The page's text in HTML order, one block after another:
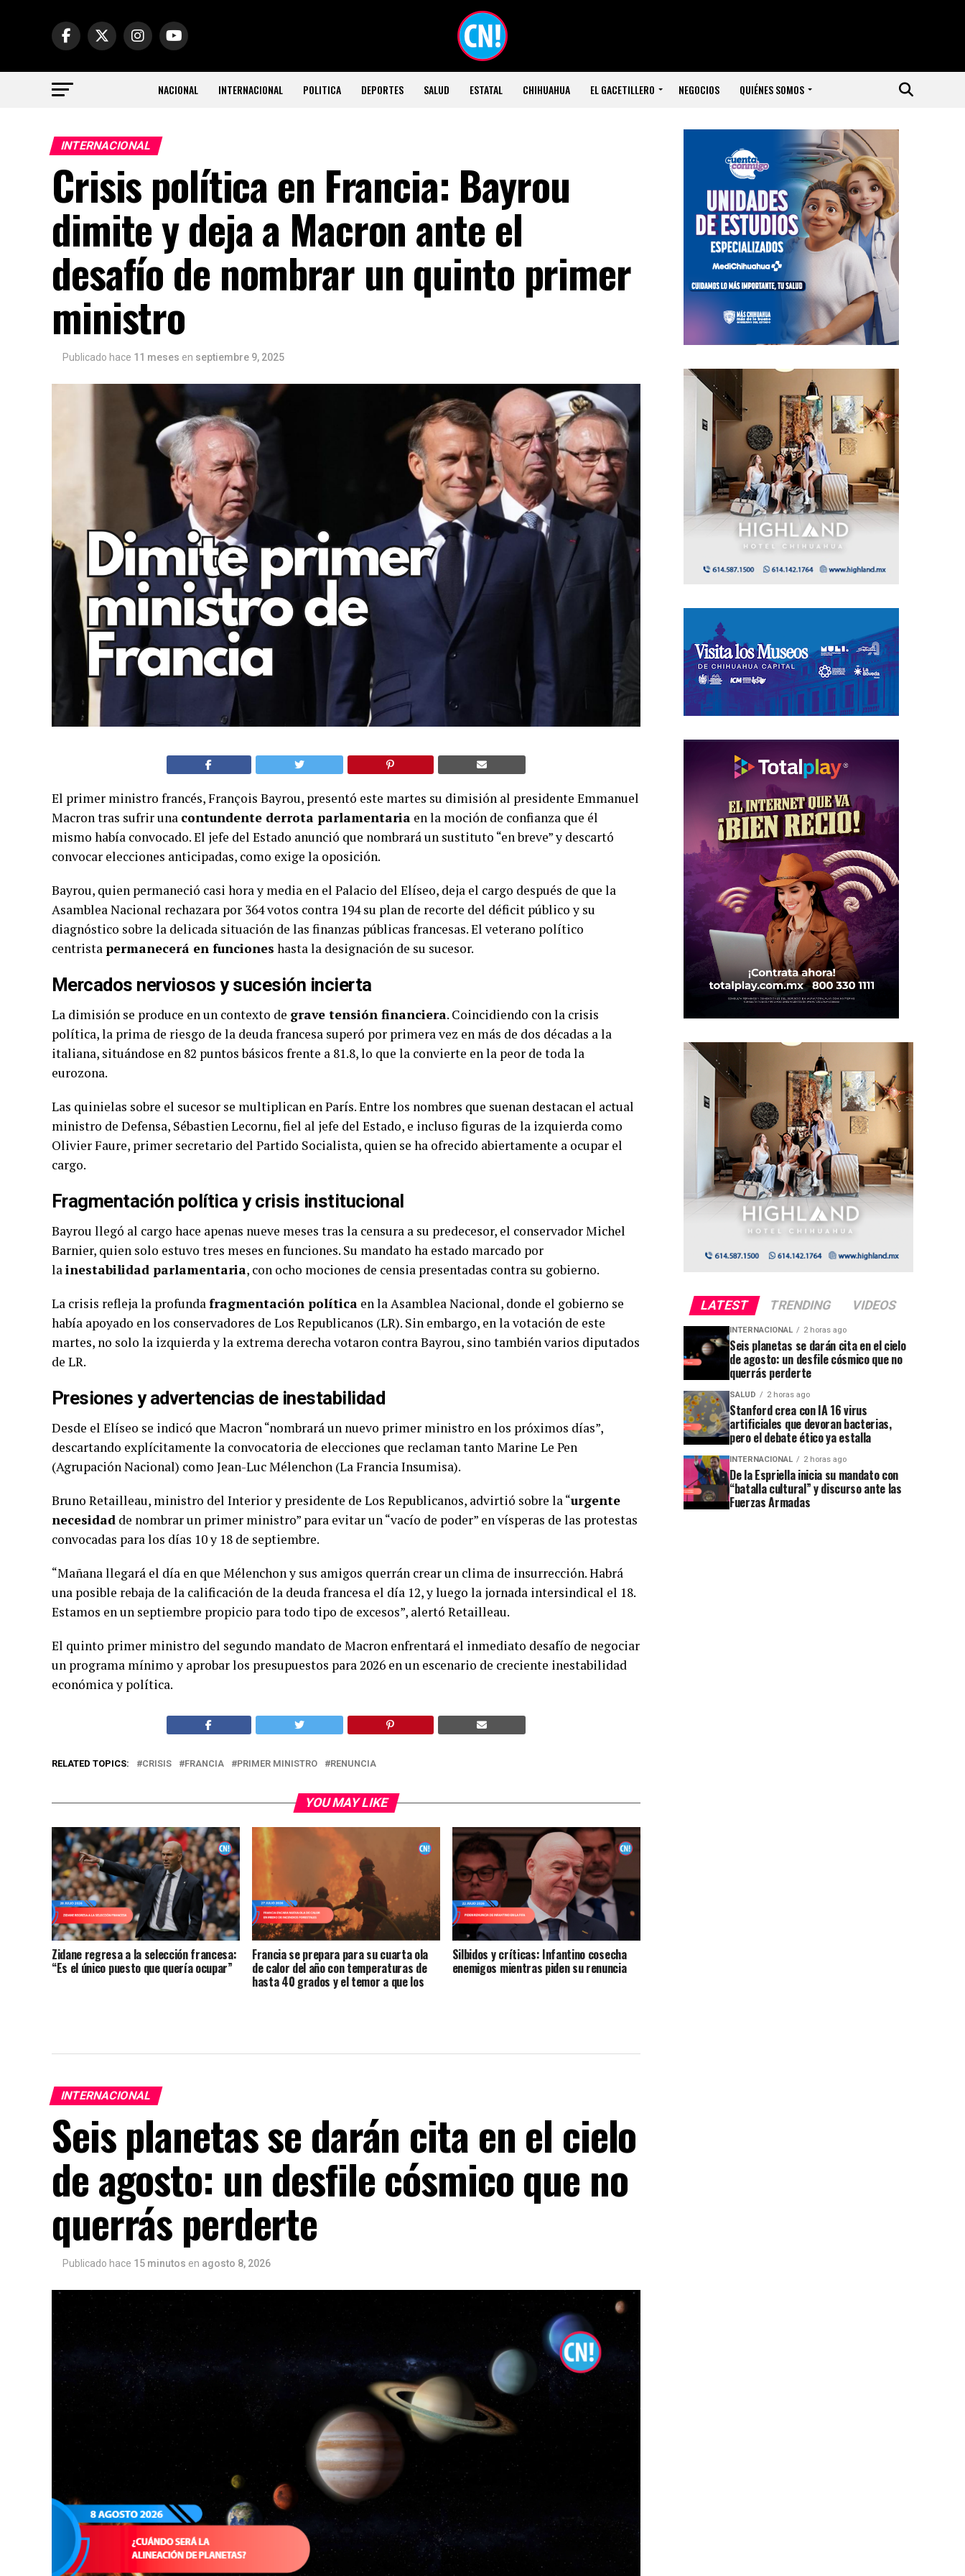
NACIONAL INTERNACIONAL POLITICA DEPORTES SALUD ESTATAL CHIHUAHUA EL GACETILLERO NEGOCIOS QUIÉNES SOMOS
INTERNACIONAL
Crisis política en Francia: Bayrou
dimite y deja a Macron ante el
desafío de nombrar un quinto primer
ministro
Publicado hace 11 meses en septiembre 9, 2025
El primer ministro francés, François Bayrou, presentó este martes su dimisión al presidente Emmanuel
Macron tras sufrir una contundente derrota parlamentaria en la moción de confianza que él
mismo había convocado. El jefe del Estado anunció que nombrará un sustituto “en breve” y descartó
convocar elecciones anticipadas, como exige la oposición.
Bayrou, quien permaneció casi hora y media en el Palacio del Elíseo, deja el cargo después de que la
Asamblea Nacional rechazara por 364 votos contra 194 su plan de recorte del déficit público y su
diagnóstico sobre la delicada situación de las finanzas públicas francesas. El veterano político
centrista permanecerá en funciones hasta la designación de su sucesor.
Mercados nerviosos y sucesión incierta
La dimisión se produce en un contexto de grave tensión financiera. Coincidiendo con la crisis
política, la prima de riesgo de la deuda francesa superó por primera vez en más de dos décadas a la
italiana, situándose en 82 puntos básicos frente a 81.8, lo que la convierte en la peor de toda la
eurozona.
Las quinielas sobre el sucesor se multiplican en París. Entre los nombres que suenan destacan el actual
ministro de Defensa, Sébastien Lecornu, fiel al jefe del Estado, e incluso figuras de la izquierda como
Olivier Faure, primer secretario del Partido Socialista, quien se ha ofrecido abiertamente a ocupar el
cargo.
Fragmentación política y crisis institucional
Bayrou llegó al cargo hace apenas nueve meses tras la censura a su predecesor, el conservador Michel
Barnier, quien solo estuvo tres meses en funciones. Su mandato ha estado marcado por
lainestabilidad parlamentaria, con ocho mociones de censia presentadas contra su gobierno.
La crisis refleja la profundafragmentación política en la Asamblea Nacional, donde el gobierno se
había apoyado en los conservadores de Los Republicanos (LR). Sin embargo, en la votación de este
martes, no solo la izquierda y la extrema derecha votaron contra Bayrou, sino también varios diputados
de LR.
Presiones y advertencias de inestabilidad
Desde el Elíseo se indicó que Macron “nombrará un nuevo primer ministro en los próximos días”,
descartando explícitamente la convocatoria de elecciones que reclaman tanto Marine Le Pen
(Agrupación Nacional) como Jean-Luc Mélenchon (La Francia Insumisa).
Bruno Retailleau, ministro del Interior y presidente de Los Republicanos, advirtió sobre la “urgente
necesidad de nombrar un primer ministro” para evitar un “vacío de poder” en vísperas de las protestas
convocadas para los días 10 y 18 de septiembre.
“Mañana llegará el día en que Mélenchon y sus amigos querrán crear un clima de insurrección. Habrá
una posible rebaja de la calificación de la deuda francesa el día 12, y luego la jornada intersindical el 18.
Estamos en un septiembre propicio para todo tipo de excesos”, alertó Retailleau.
El quinto primer ministro del segundo mandato de Macron enfrentará el inmediato desafío de negociar
un programa mínimo y aprobar los presupuestos para 2026 en un escenario de creciente inestabilidad
económica y política.
RELATED TOPICS: CRISIS FRANCIA PRIMER MINISTRO RENUNCIA
YOU MAY LIKE
Zidane regresa a la selección francesa:
“Es el único puesto que quería ocupar”
Francia se prepara para su cuarta ola
de calor del año con temperaturas de
hasta 40 grados y el temor a que los
Silbidos y críticas: Infantino cosecha
enemigos mientras piden su renuncia
INTERNACIONAL
Seis planetas se darán cita en el cielo
de agosto: un desfile cósmico que no
querrás perderte
Publicado hace 15 minutos en agosto 8, 2026
LATEST TRENDING VIDEOS
INTERNACIONAL 2 horas ago
Seis planetas se darán cita en el cielo
de agosto: un desfile cósmico que no
querrás perderte
SALUD 2 horas ago
Stanford crea con IA 16 virus
artificiales que devoran bacterias,
pero el debate ético ya estalla
INTERNACIONAL 2 horas ago
De la Espriella inicia su mandato con
“batalla cultural” y discurso ante las
Fuerzas Armadas